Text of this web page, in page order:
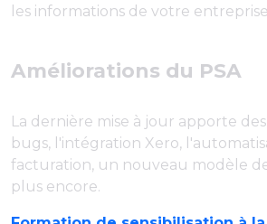
les informations de votre
Améliorations du PSA
La dernière mise à jour apporte
bugs, l'intégration Xero,
facturation, un nouveau modèle
plus encore.